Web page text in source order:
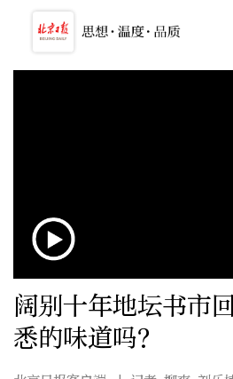
阔别十年地坛书市
悉的味道吗？